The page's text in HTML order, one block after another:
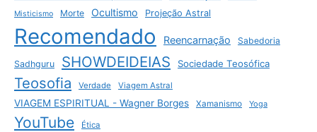
Misticismo Morte Ocultismo Projeção Astral
Recomendado Reencarnação Sabedoria
Sadhguru SHOWDEIDEIAS Sociedade Teosófica
Teosofia Verdade Viagem Astral
VIAGEM ESPIRITUAL - Wagner Borges Xamanismo Yoga
YouTube Ética